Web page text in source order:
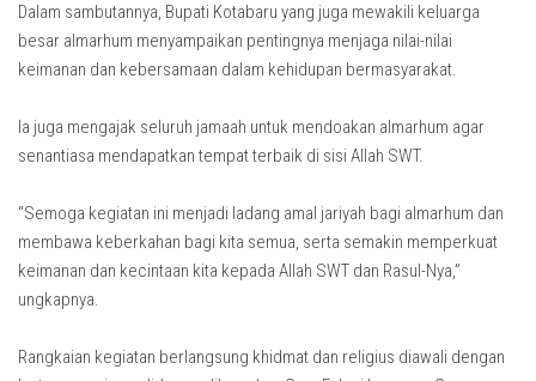
Dalam sambutannya, Bupati Kotabaru yang juga mewakili keluarga
besar almarhum menyampaikan pentingnya menjaga nilai-nilai
keimanan dan kebersamaan dalam kehidupan bermasyarakat.
Ia juga mengajak seluruh jamaah untuk mendoakan almarhum agar
senantiasa mendapatkan tempat terbaik di sisi Allah SWT.
“Semoga kegiatan ini menjadi ladang amal jariyah bagi almarhum dan
membawa keberkahan bagi kita semua, serta semakin memperkuat
keimanan dan kecintaan kita kepada Allah SWT dan Rasul-Nya,”
ungkapnya.
Rangkaian kegiatan berlangsung khidmat dan religius diawali dengan